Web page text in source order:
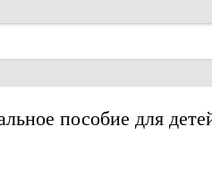
пособие для